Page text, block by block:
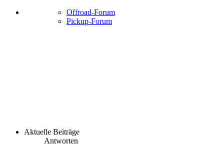
Offroad-Forum
Pickup-Forum
Aktuelle Beiträge
Antworten